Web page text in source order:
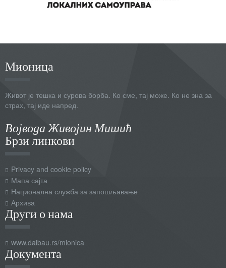
Мионица
Живот је тешка и сурова борба. Ко сме, тај може. Ко не зна за
страх, тај иде напред.
Војвода Живојин Мишић
Брзи линкови
Privacy and cookie policy
Мапа сајта
Национална служба за запошљавање
Архива
Други о нама
www.daibau.rs/mionica
Документа